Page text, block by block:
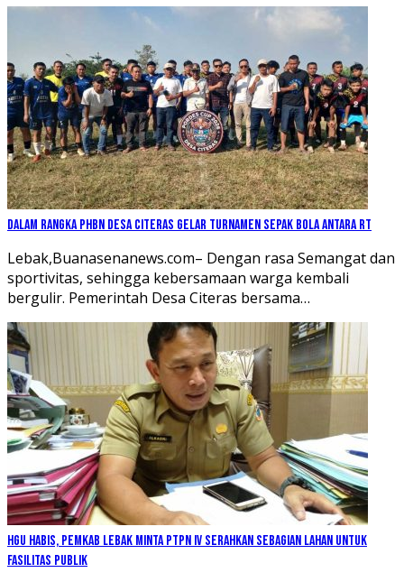
Dalam Rangka PHBN Desa Citeras Gelar Turnamen Sepak Bola Antara RT
Lebak,Buanasenanews.com– Dengan rasa Semangat dan
sportivitas, sehingga kebersamaan warga kembali
bergulir. Pemerintah Desa Citeras bersama…
HGU Habis, Pemkab Lebak Minta PTPN IV Serahkan Sebagian Lahan untuk
Fasilitas Publik